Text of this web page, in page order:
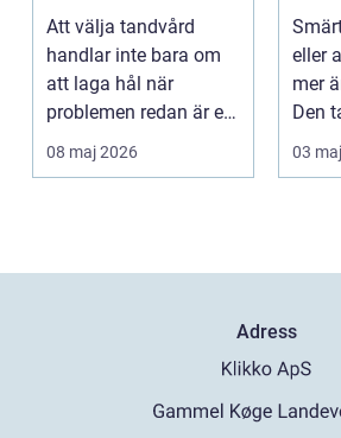
för långsiktig
munhälsa
Att välja tandvård
handlar inte bara om
att laga hål när
problemen redan är ett
faktum. Det handlar ...
08 maj 2026
eller
mer
Den
03
Adress